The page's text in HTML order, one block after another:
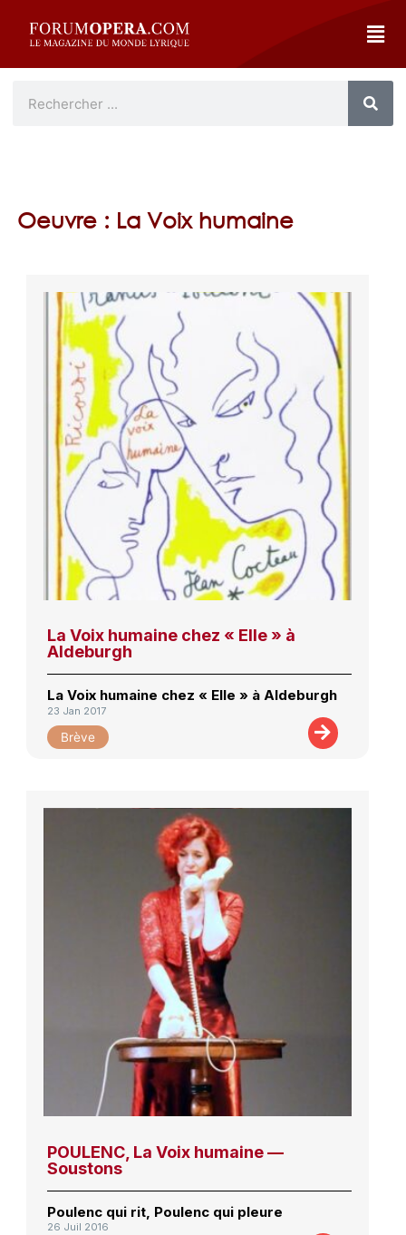
Oeuvre : La Voix humaine
La Voix humaine chez « Elle » à
Aldeburgh
La Voix humaine chez « Elle » à Aldeburgh
23 Jan 2017
Brève
POULENC, La Voix humaine —
Soustons
Poulenc qui rit, Poulenc qui pleure
26 Juil 2016